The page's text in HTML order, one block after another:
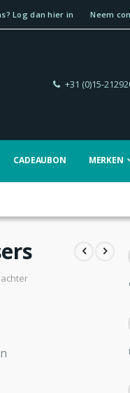
Log dan hier in Neem
+31 (0)15-
CADEAUBON MERKEN